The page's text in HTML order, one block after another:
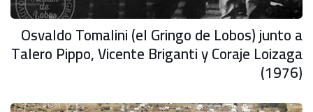
Osvaldo Tomalini (el Gringo de Lobos) junto a
Talero Pippo, Vicente Briganti y Coraje Loizaga
(1976)